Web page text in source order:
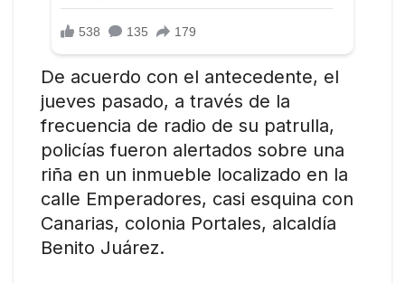
De acuerdo con el antecedente, el
jueves pasado, a través de la
frecuencia de radio de su patrulla,
policías fueron alertados sobre una
riña en un inmueble localizado en la
calle Emperadores, casi esquina con
Canarias, colonia Portales, alcaldía
Benito Juárez.